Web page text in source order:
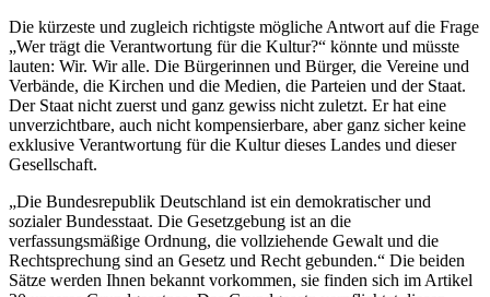
Die kürzeste und zugleich richtigste mögliche Antwort auf die Frage
„Wer trägt die Verantwortung für die Kultur?“ könnte und müsste
lauten: Wir. Wir alle. Die Bürgerinnen und Bürger, die Vereine und
Verbände, die Kirchen und die Medien, die Parteien und der Staat.
Der Staat nicht zuerst und ganz gewiss nicht zuletzt. Er hat eine
unverzichtbare, auch nicht kompensierbare, aber ganz sicher keine
exklusive Verantwortung für die Kultur dieses Landes und dieser
Gesellschaft.
„Die Bundesrepublik Deutschland ist ein demokratischer und
sozialer Bundesstaat. Die Gesetzgebung ist an die
verfassungsmäßige Ordnung, die vollziehende Gewalt und die
Rechtsprechung sind an Gesetz und Recht gebunden.“ Die beiden
Sätze werden Ihnen bekannt vorkommen, sie finden sich im Artikel